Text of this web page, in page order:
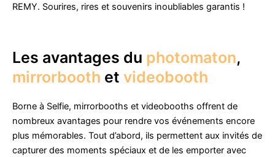
REMY. Sourires, rires et souvenirs inoubliables garantis !
Les avantages du photomaton,
mirrorbooth et videobooth
Borne à Selfie, mirrorbooths et videobooths offrent de
nombreux avantages pour rendre vos événements encore
plus mémorables. Tout d’abord, ils permettent aux invités de
capturer des moments spéciaux et de les emporter avec